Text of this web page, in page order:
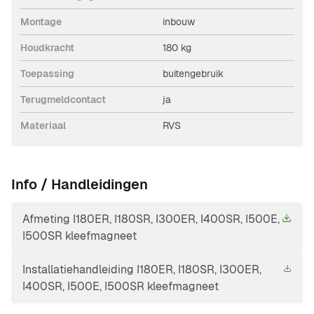
Montage inbouw
Houdkracht 180 kg
Toepassing buitengebruik
Terugmeldcontact ja
Materiaal RVS
Info / Handleidingen
Afmeting I180ER, I180SR, I300ER, I400SR, I500E,
I500SR kleefmagneet
Installatiehandleiding I180ER, I180SR, I300ER,
I400SR, I500E, I500SR kleefmagneet